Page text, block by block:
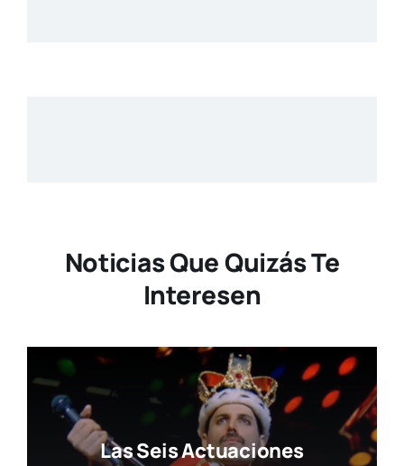
Noticias Que Quizás Te
Interesen
Las Seis Actuaciones